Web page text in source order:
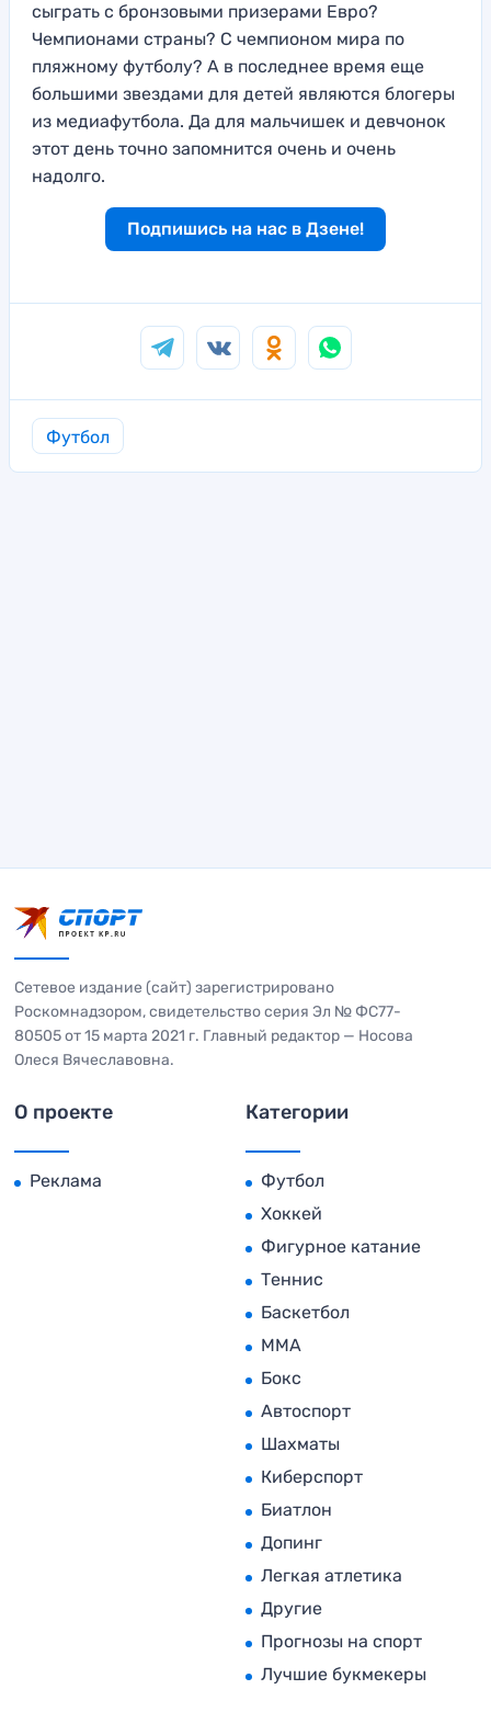
сыграть с бронзовыми призерами Евро?
Чемпионами страны? С чемпионом мира по
пляжному футболу? А в последнее время еще
большими звездами для детей являются блогеры
из медиафутбола. Да для мальчишек и девчонок
этот день точно запомнится очень и очень
надолго.
Подпишись на нас в Дзене!
Футбол
Сетевое издание (сайт) зарегистрировано
Роскомнадзором, свидетельство серия Эл № ФС77-
80505 от 15 марта 2021 г. Главный редактор — Носова
Олеся Вячеславовна.
О проекте
Реклама
Категории
Футбол
Хоккей
Фигурное катание
Теннис
Баскетбол
MMA
Бокс
Автоспорт
Шахматы
Киберспорт
Биатлон
Допинг
Легкая атлетика
Другие
Прогнозы на спорт
Лучшие букмекеры